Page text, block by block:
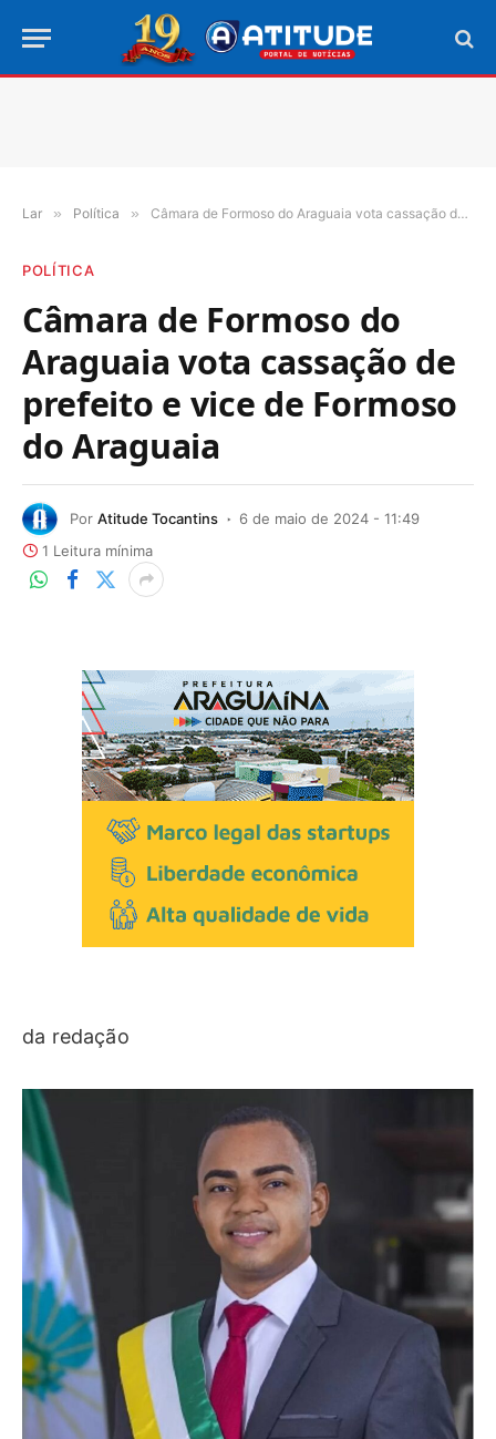
Lar » Política » Câmara de Formoso do Araguaia vota cassação de prefeito e vice de Formoso do Araguaia
POLÍTICA
Câmara de Formoso do
Araguaia vota cassação de
prefeito e vice de Formoso
do Araguaia
Por Atitude Tocantins
6 de maio de 2024 - 11:49
1 Leitura mínima
da redação